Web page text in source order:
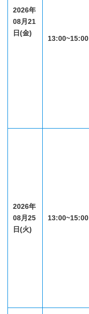
2026年
08月21
日(金)
13:00~15:00
2026年
08月25
日(火)
13:00~15:00